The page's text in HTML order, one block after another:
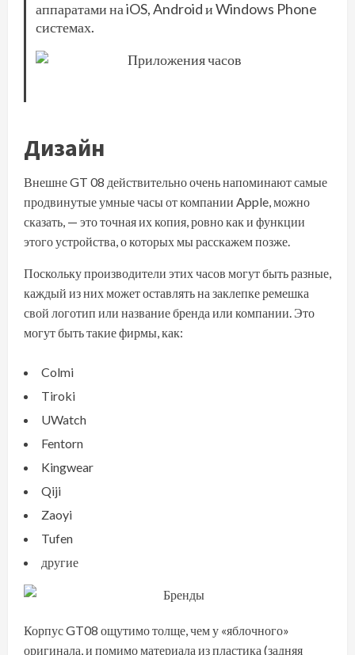
аппаратами на iOS, Android и Windows Phone
системах.
Дизайн
Внешне GT 08 действительно очень напоминают самые
продвинутые умные часы от компании Apple, можно
сказать, — это точная их копия, ровно как и функции
этого устройства, о которых мы расскажем позже.
Поскольку производители этих часов могут быть разные,
каждый из них может оставлять на заклепке ремешка
свой логотип или название бренда или компании. Это
могут быть такие фирмы, как:
Colmi
Tiroki
UWatch
Fentorn
Kingwear
Qiji
Zaoyi
Tufen
другие
Корпус GT08 ощутимо толще, чем у «яблочного»
оригинала, и помимо материала из пластика (задняя